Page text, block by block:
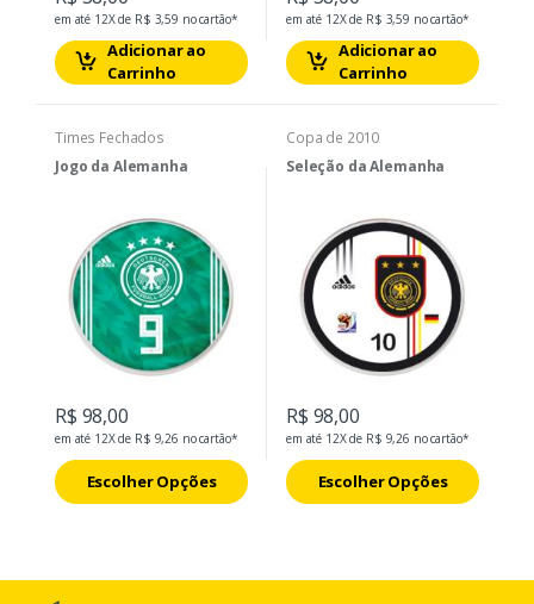
em até 12X de R$ 3,59 no cartão*
Adicionar ao
Carrinho
em até 12X de R$ 3,59 no cartão*
Adicionar ao
Carrinho
Times Fechados
Jogo da Alemanha
R$ 98,00
em até 12X de R$ 9,26 no cartão*
Escolher Opções
Copa de 2010
Seleção da Alemanha
R$ 98,00
em até 12X de R$ 9,26 no cartão*
Escolher Opções